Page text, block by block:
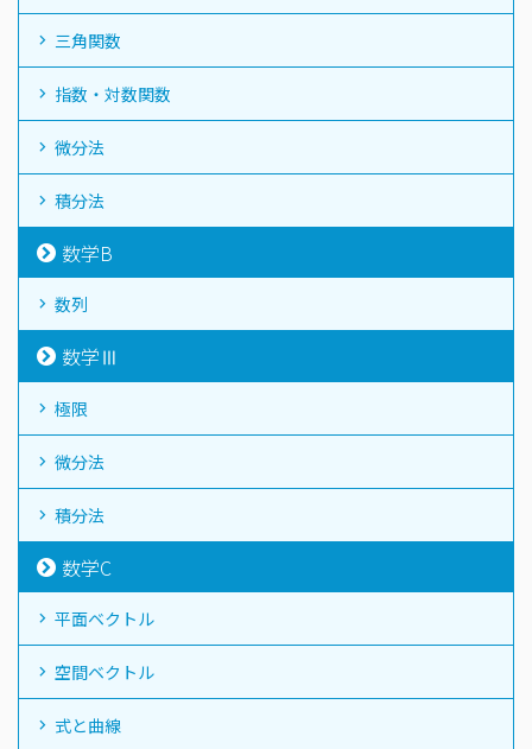
三角関数
指数・対数関数
微分法
積分法
数学B
数列
数学Ⅲ
極限
微分法
積分法
数学C
平面ベクトル
空間ベクトル
式と曲線